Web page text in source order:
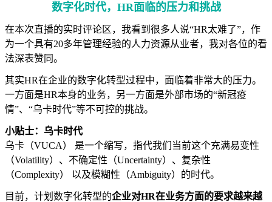
数字化时代，HR面临的压力和挑战
在本次直播的实时评论区，我看到很多人说“HR太难了”，作
为一个具有20多年管理经验的人力资源从业者，我对各位的看
法深表赞同。
其实HR在企业的数字化转型过程中，面临着非常大的压力。
一方面是HR本身的业务，另一方面是外部市场的“新冠疫
情”、“乌卡时代”等不可控的挑战。
小贴士：乌卡时代
乌卡（VUCA） 是一个缩写，指代我们当前这个充满易变性
（Volatility）、不确定性（Uncertainty）、复杂性
（Complexity） 以及模糊性（Ambiguity）的时代。
目前，计划数字化转型的企业对HR在业务方面的要求越来越